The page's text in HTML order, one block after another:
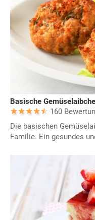
Basische
160
Die basischen
Familie. Ein gesundes